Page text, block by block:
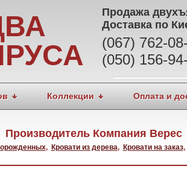
Продажа
Доставка по
(067) 762-
(050) 156-
Коллекции Оплата и
Производитель Компания
, Кровати из дерева, Кровати на заказ